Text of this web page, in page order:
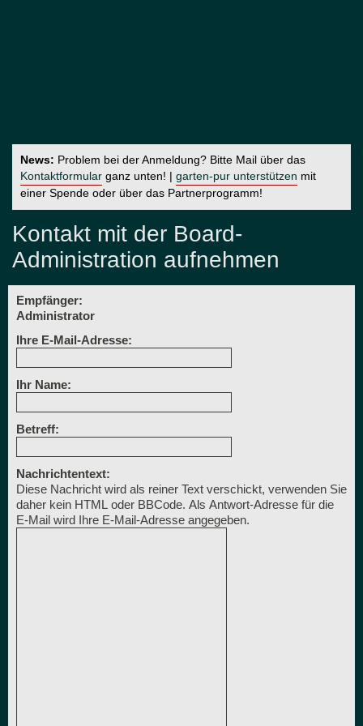
News: Problem bei der Anmeldung? Bitte Mail über das
Kontaktformular ganz unten! | garten-pur unterstützen mit
einer Spende oder über das Partnerprogramm!
Kontakt mit der Board-
Administration aufnehmen
Empfänger:
Administrator
Ihre E-Mail-Adresse:
Ihr Name:
Betreff:
Nachrichtentext:
Diese Nachricht wird als reiner Text verschickt, verwenden Sie
daher kein HTML oder BBCode. Als Antwort-Adresse für die
E-Mail wird Ihre E-Mail-Adresse angegeben.